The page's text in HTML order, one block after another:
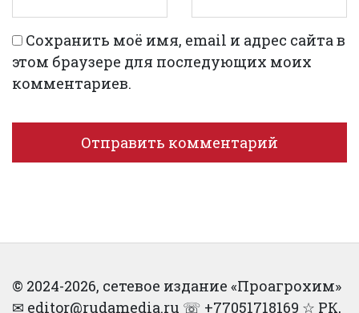
Сохранить моё имя, email и адрес сайта в
этом браузере для последующих моих
комментариев.
© 2024-2026, сетевое издание «Проагрохим»
✉︎ editor@rudamedia.ru ☏ +77051718169 ☆ РК,